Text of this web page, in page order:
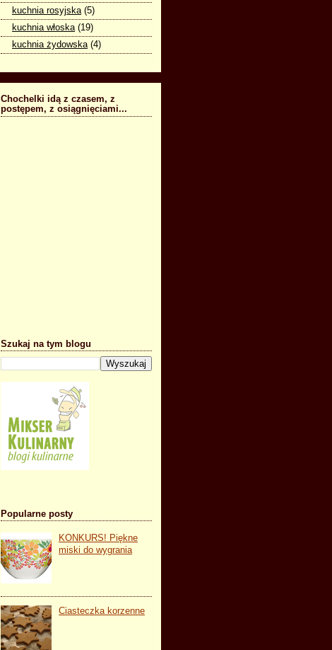
kuchnia rosyjska (5)
kuchnia włoska (19)
kuchnia żydowska (4)
Chochelki idą z czasem, z
postępem, z osiągnięciami...
Szukaj na tym blogu
Popularne posty
KONKURS! Piękne
miski do wygrania
Ciasteczka korzenne